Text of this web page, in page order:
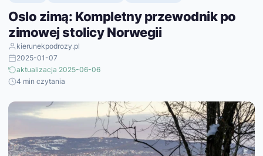
Oslo zimą: Kompletny przewodnik po
zimowej stolicy Norwegii
kierunekpodrozy.pl
2025-01-07
aktualizacja 2025-06-06
4 min czytania